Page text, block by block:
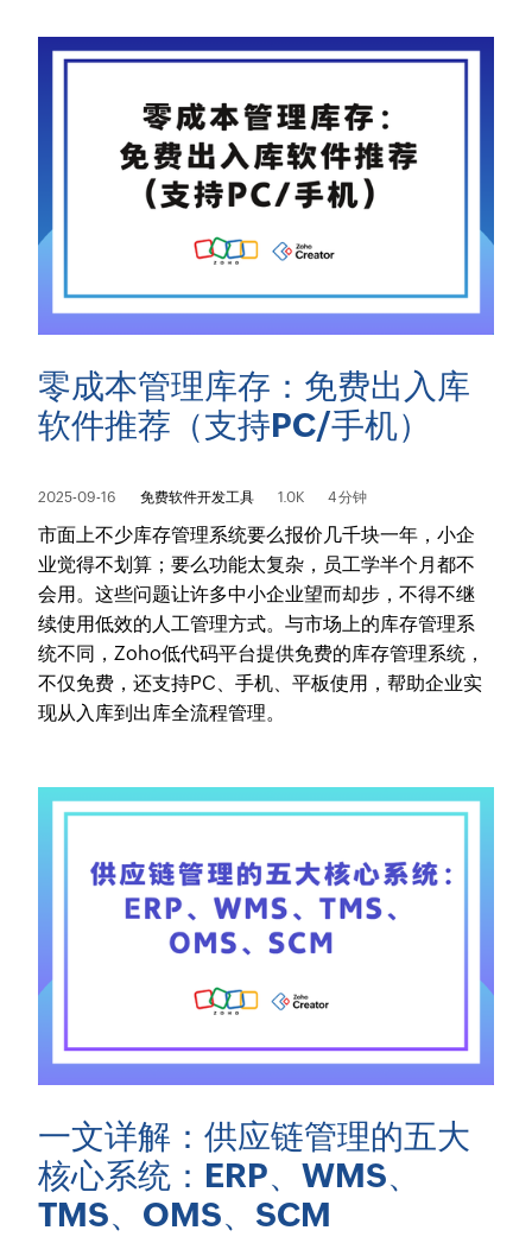
零成本管理库存：免费出入库
软件推荐（支持PC/手机）
2025-09-16 免费软件开发工具 1.0K 4 分钟
市面上不少库存管理系统要么报价几千块一年，小企
业觉得不划算；要么功能太复杂，员工学半个月都不
会用。这些问题让许多中小企业望而却步，不得不继
续使用低效的人工管理方式。与市场上的库存管理系
统不同，Zoho低代码平台提供免费的库存管理系统，
不仅免费，还支持PC、手机、平板使用，帮助企业实
现从入库到出库全流程管理。
一文详解：供应链管理的五大
核心系统：ERP、WMS、
TMS、OMS、SCM